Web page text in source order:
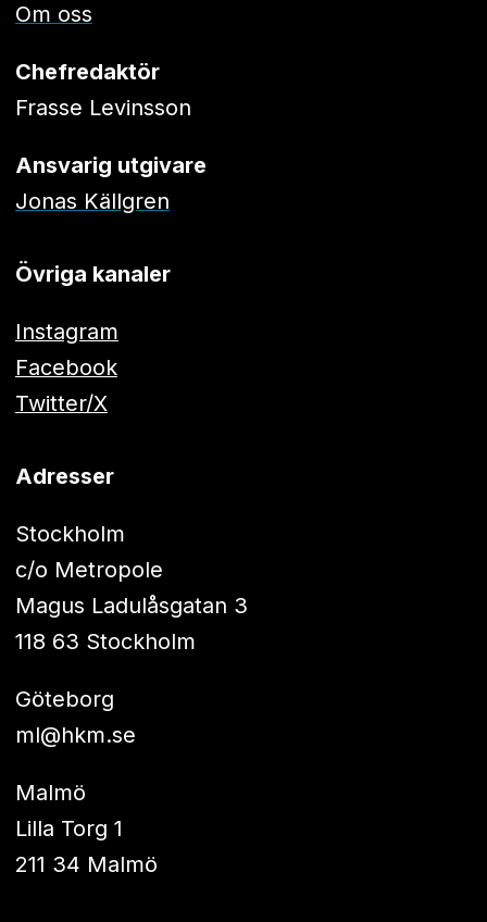
Om oss
Chefredaktör
Frasse Levinsson
Ansvarig utgivare
Jonas Källgren
Övriga kanaler
Instagram
Facebook
Twitter/X
Adresser
Stockholm
c/o Metropole
Magus Ladulåsgatan 3
118 63 Stockholm
Göteborg
ml@hkm.se
Malmö
Lilla Torg 1
211 34 Malmö